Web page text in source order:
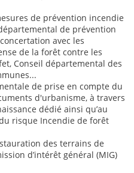
de prévention incendie
de prévention
avec les
de la forêt contre les
Conseil départemental des
de prise en compte du
d'urbanisme, à travers
dédié ainsi qu’au
risque Incendie de forêt
des terrains de
d’intérêt général (MIG)